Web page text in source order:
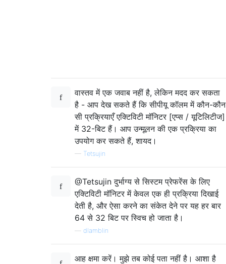
वास्तव में एक जवाब नहीं है, लेकिन मदद कर सकता
है - आप देख सकते हैं कि सीपीयू कॉलम में कौन-कौन
सी प्रक्रियाएँ एक्टिविटी मॉनिटर [एप्स / यूटिलिटीज]
में 32-बिट हैं। आप उन्मूलन की एक प्रक्रिया का
उपयोग कर सकते हैं, शायद।
— Tetsujin
@Tetsujin दुर्भाग्य से सिस्टम प्रेफरेंस के लिए
एक्टिविटी मॉनिटर में केवल एक ही प्रक्रिया दिखाई
देती है, और ऐसा करने का संकेत देने पर यह हर बार
64 से 32 बिट पर स्विच हो जाता है।
dlamblin
आह क्षमा करें। मुझे तब कोई पता नहीं है। आशा है